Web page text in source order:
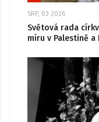
SRP, 03 2026
Světová rada
míru v Palestině a